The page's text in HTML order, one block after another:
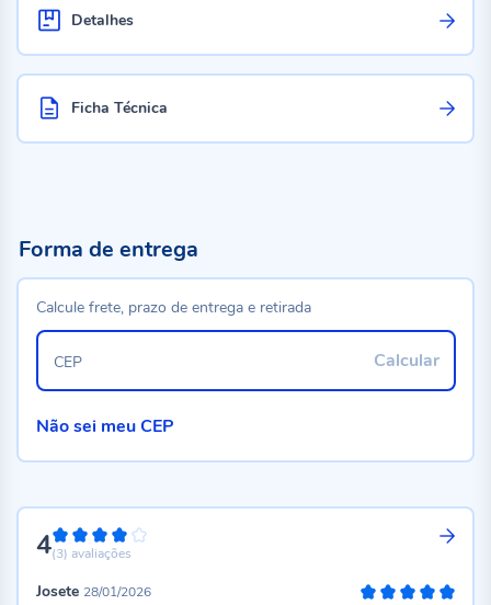
Detalhes
Ficha Técnica
480%
(3) avaliações
Josete 28/01/2026
Forma de entrega
Calcule frete, prazo de entrega e retirada
Calcular
CEP
Não sei meu CEP